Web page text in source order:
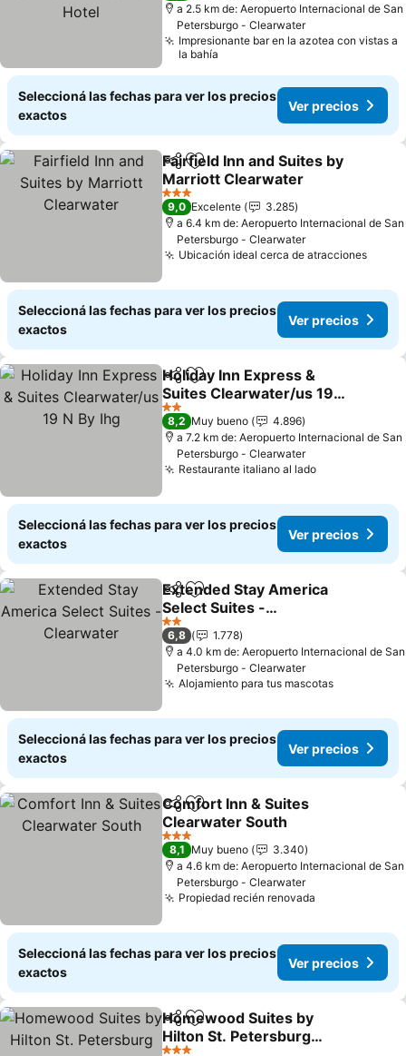
a 2.5 km de: Aeropuerto Internacional de San
Petersburgo - Clearwater
Impresionante bar en la azotea con vistas a
la bahía
Seleccioná las fechas para ver los precios
exactos
Ver precios
CompartirAñadir a favoritos
Fairfield Inn and Suites by
Marriott Clearwater
3 Estrellas
9,0 Excelente
3.285
a 6.4 km de: Aeropuerto Internacional de San
Petersburgo - Clearwater
Ubicación ideal cerca de atracciones
Seleccioná las fechas para ver los precios
exactos
Ver precios
CompartirAñadir a favoritos
Holiday Inn Express &
Suites Clearwater/us 19
N By Ihg
2 Estrellas
8,2 Muy bueno
4.896
a 7.2 km de: Aeropuerto Internacional de San
Petersburgo - Clearwater
Restaurante italiano al lado
Seleccioná las fechas para ver los precios
exactos
Ver precios
CompartirAñadir a favoritos
Extended Stay America
Select Suites -
Clearwater
2 Estrellas
6,8
1.778
a 4.0 km de: Aeropuerto Internacional de San
Petersburgo - Clearwater
Alojamiento para tus mascotas
Seleccioná las fechas para ver los precios
exactos
Ver precios
CompartirAñadir a favoritos
Comfort Inn & Suites
Clearwater South
3 Estrellas
8,1 Muy bueno
3.340
a 4.6 km de: Aeropuerto Internacional de San
Petersburgo - Clearwater
Propiedad recién renovada
Seleccioná las fechas para ver los precios
exactos
Ver precios
CompartirAñadir a favoritos
Homewood Suites by
Hilton St. Petersburg